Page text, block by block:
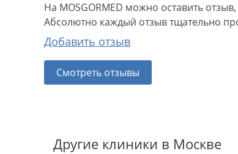
На MOSGORMED можно оставить
Абсолютно каждый отзыв тщательно
Добавить отзыв
Смотреть отзывы
Другие клиники в Москве